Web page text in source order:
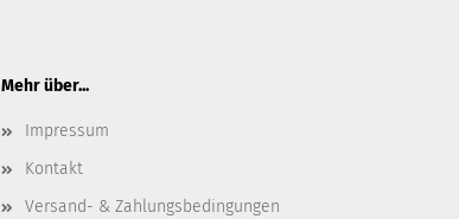
Mehr über...
Impressum
Kontakt
Versand- & Zahlungsbedingungen